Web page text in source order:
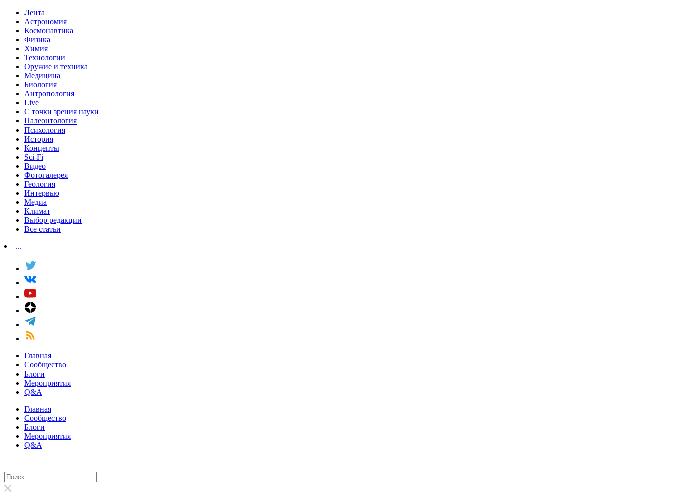
Лента
Астрономия
Космонавтика
Физика
Химия
Технологии
Оружие и техника
Медицина
Биология
Антропология
Live
С точки зрения науки
Палеонтология
Психология
История
Концепты
Sci-Fi
Видео
Фотогалерея
Геология
Интервью
Медиа
Климат
Выбор редакции
Все статьи
...
Главная
Сообщество
Блоги
Мероприятия
Q&A
Главная
Сообщество
Блоги
Мероприятия
Q&A